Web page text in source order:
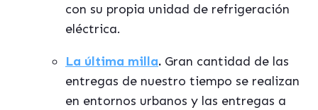
con su propia unidad de refrigeración
eléctrica.
La última milla. Gran cantidad de las
entregas de nuestro tiempo se realizan
en entornos urbanos y las entregas a